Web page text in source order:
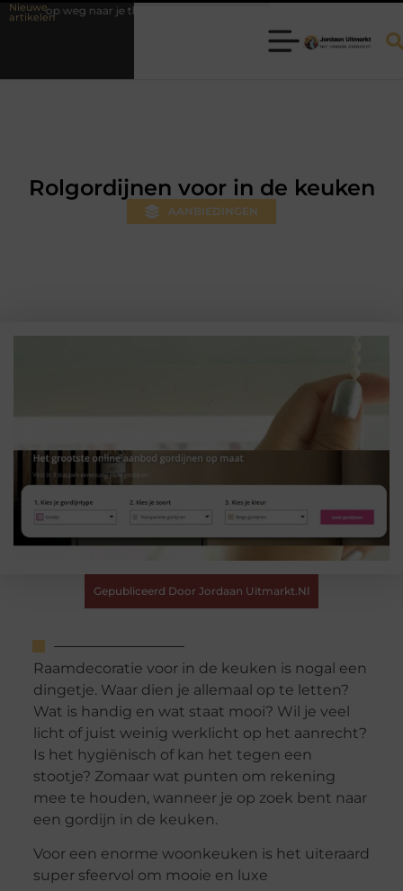
Nieuwe
artikelen
je theorie-examen
Rolgordijnen voor in de keuken
AANBIEDINGEN
Gepubliceerd Door Jordaan Uitmarkt.nl
Raamdecoratie voor in de keuken is nogal een
dingetje. Waar dien je allemaal op te letten?
Wat is handig en wat staat mooi? Wil je veel
licht of juist weinig werklicht op het aanrecht?
Is het hygiënisch of kan het tegen een
stootje? Zomaar wat punten om rekening
mee te houden, wanneer je op zoek bent naar
een gordijn in de keuken.
Voor een enorme woonkeuken is het uiteraard
super sfeervol om mooie en luxe